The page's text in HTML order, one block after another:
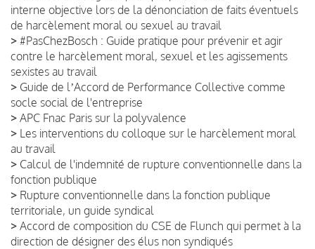
interne objective lors de la dénonciation de faits éventuels
de harcèlement moral ou sexuel au travail
> #PasChezBosch : Guide pratique pour prévenir et agir
contre le harcèlement moral, sexuel et les agissements
sexistes au travail
> Guide de lʼAccord de Performance Collective comme
socle social de l'entreprise
> APC Fnac Paris sur la polyvalence
> Les interventions du colloque sur le harcèlement moral
au travail
> Calcul de l'indemnité de rupture conventionnelle dans la
fonction publique
> Rupture conventionnelle dans la fonction publique
territoriale, un guide syndical
> Accord de composition du CSE de Flunch qui permet à la
direction de désigner des élus non syndiqués